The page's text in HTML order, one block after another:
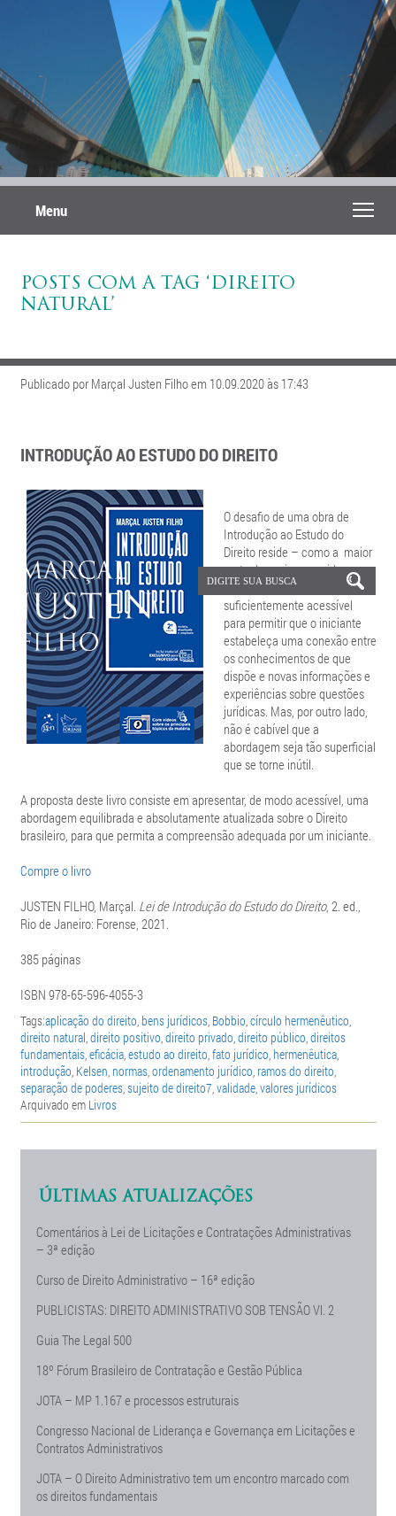
Menu
POSTS COM A TAG ‘DIREITO
NATURAL’
Publicado por Marçal Justen Filho em 10.09.2020 às 17:43
INTRODUÇÃO AO ESTUDO DO DIREITO
O desafio de uma obra de
Introdução ao Estudo do
Direito reside – como a maior
parte das coisas na vida – no
equilíbrio. A disciplina deve ser
suficientemente acessível
para permitir que o iniciante
estabeleça uma conexão entre
os conhecimentos de que
dispõe e novas informações e
experiências sobre questões
jurídicas. Mas, por outro lado,
não é cabível que a
abordagem seja tão superficial
que se torne inútil.
A proposta deste livro consiste em apresentar, de modo acessível, uma
abordagem equilibrada e absolutamente atualizada sobre o Direito
brasileiro, para que permita a compreensão adequada por um iniciante.
Compre o livro
JUSTEN FILHO, Marçal. Lei de Introdução do Estudo do Direito, 2. ed.,
Rio de Janeiro: Forense, 2021.
385 páginas
ISBN 978-65-596-4055-3
Tags:aplicação do direito, bens jurídicos, Bobbio,círculo hermenêutico,
direito natural,direito positivo,direito privado,direito público,direitos
fundamentais,eficácia,estudo ao direito,fato jurídico, hermenêutica,
introdução, Kelsen, normas,ordenamento jurídico, ramos do direito,
separação de poderes,sujeito de direito7,validade,valores jurídicos
Arquivado em Livros
ÚLTIMAS ATUALIZAÇÕES
Comentários à Lei de Licitações e Contratações Administrativas
– 3ª edição
Curso de Direito Administrativo – 16ª edição
PUBLICISTAS: DIREITO ADMINISTRATIVO SOB TENSÃO Vl. 2
Guia The Legal 500
18º Fórum Brasileiro de Contratação e Gestão Pública
JOTA – MP 1.167 e processos estruturais
Congresso Nacional de Liderança e Governança em Licitações e
Contratos Administrativos
JOTA – O Direito Administrativo tem um encontro marcado com
os direitos fundamentais